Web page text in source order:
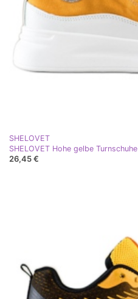
SHELOVET
SHELOVET Hohe gelbe Turnschuhe
26,45 €